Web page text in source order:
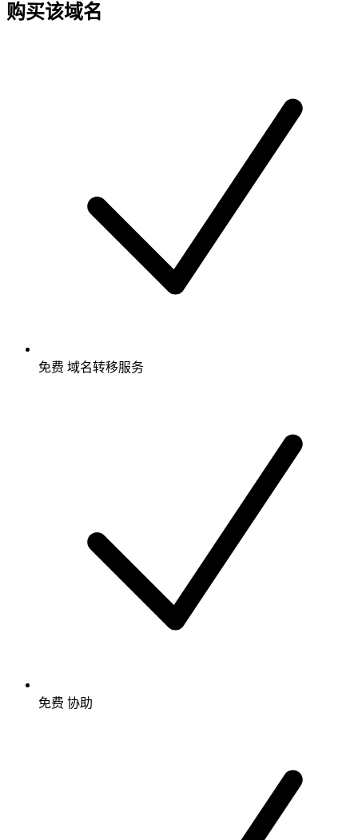
购买该域名
免费 域名转移服务
免费 协助